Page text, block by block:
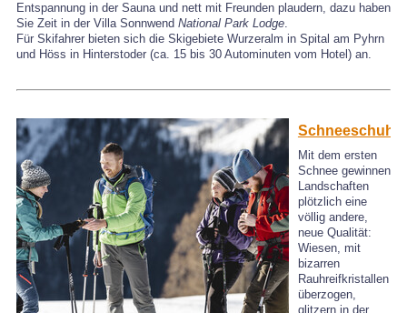
Entspannung in der Sauna und nett mit Freunden plaudern, dazu haben
Sie Zeit in der Villa Sonnwend National Park Lodge.
Für Skifahrer bieten sich die Skigebiete Wurzeralm in Spital am Pyhrn
und Höss in Hinterstoder (ca. 15 bis 30 Autominuten vom Hotel) an.
Mit dem ersten
Schnee gewinnen
Landschaften
plötzlich eine
völlig andere,
neue Qualität:
Wiesen, mit
bizarren
Rauhreifkristallen
überzogen,
glitzern in der